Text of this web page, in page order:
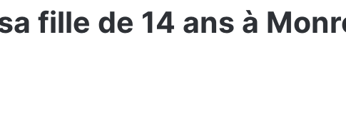
fille de 14 ans à